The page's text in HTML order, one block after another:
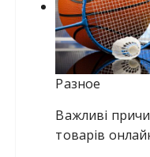
Разное
Важливі
товарів